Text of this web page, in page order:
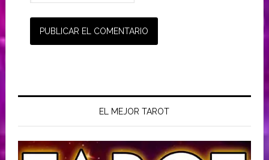
EL MEJOR TAROT